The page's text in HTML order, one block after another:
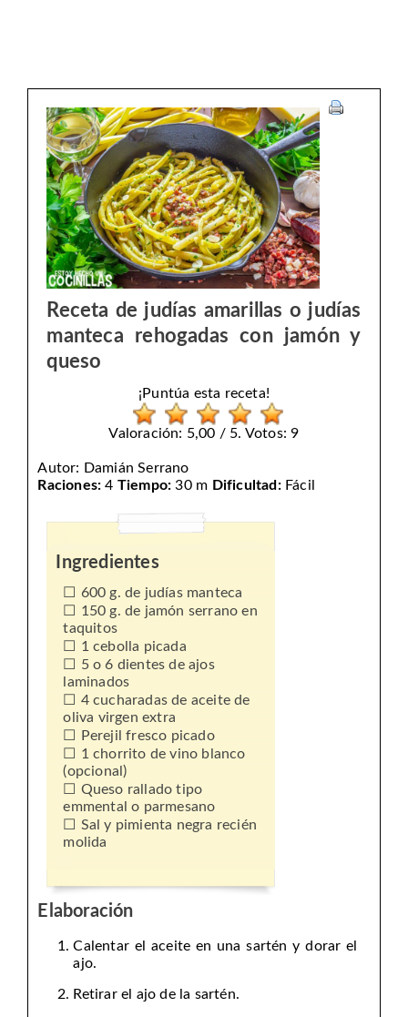
Receta de judías amarillas o judías
manteca rehogadas con jamón y
queso
¡Puntúa esta receta!
Valoración: 5,00 / 5. Votos: 9
Autor: Damián Serrano
Raciones: 4 Tiempo: 30 m Dificultad:Fácil
Ingredientes
600 g. de judías manteca
150 g. de jamón serrano en
taquitos
1 cebolla picada
5 o 6 dientes de ajos
laminados
4 cucharadas de aceite de
oliva virgen extra
Perejil fresco picado
1 chorrito de vino blanco
(opcional)
Queso rallado tipo
emmental o parmesano
Sal y pimienta negra recién
molida
Elaboración
Calentar el aceite en una sartén y dorar el
ajo.
Retirar el ajo de la sartén.